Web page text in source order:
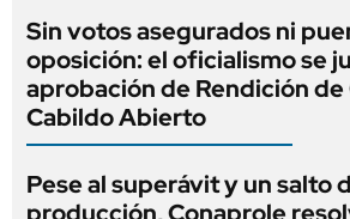
Sin votos asegurados ni
oposición: el oficialismo se
aprobación de Rendición de
Cabildo Abierto
Pese al superávit y un salto
producción, Conaprole